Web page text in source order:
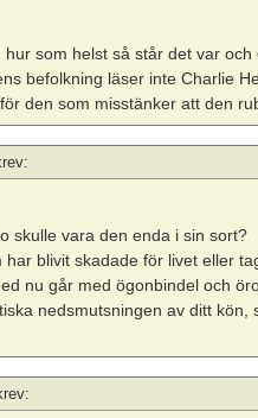
som helst så står det var
befolkning läser inte Charlie
den som misstänker att den
skulle vara den enda i sin sort?
blivit skadade för livet eller
nu går med ögonbindel och
nedsmutsningen av ditt kön,